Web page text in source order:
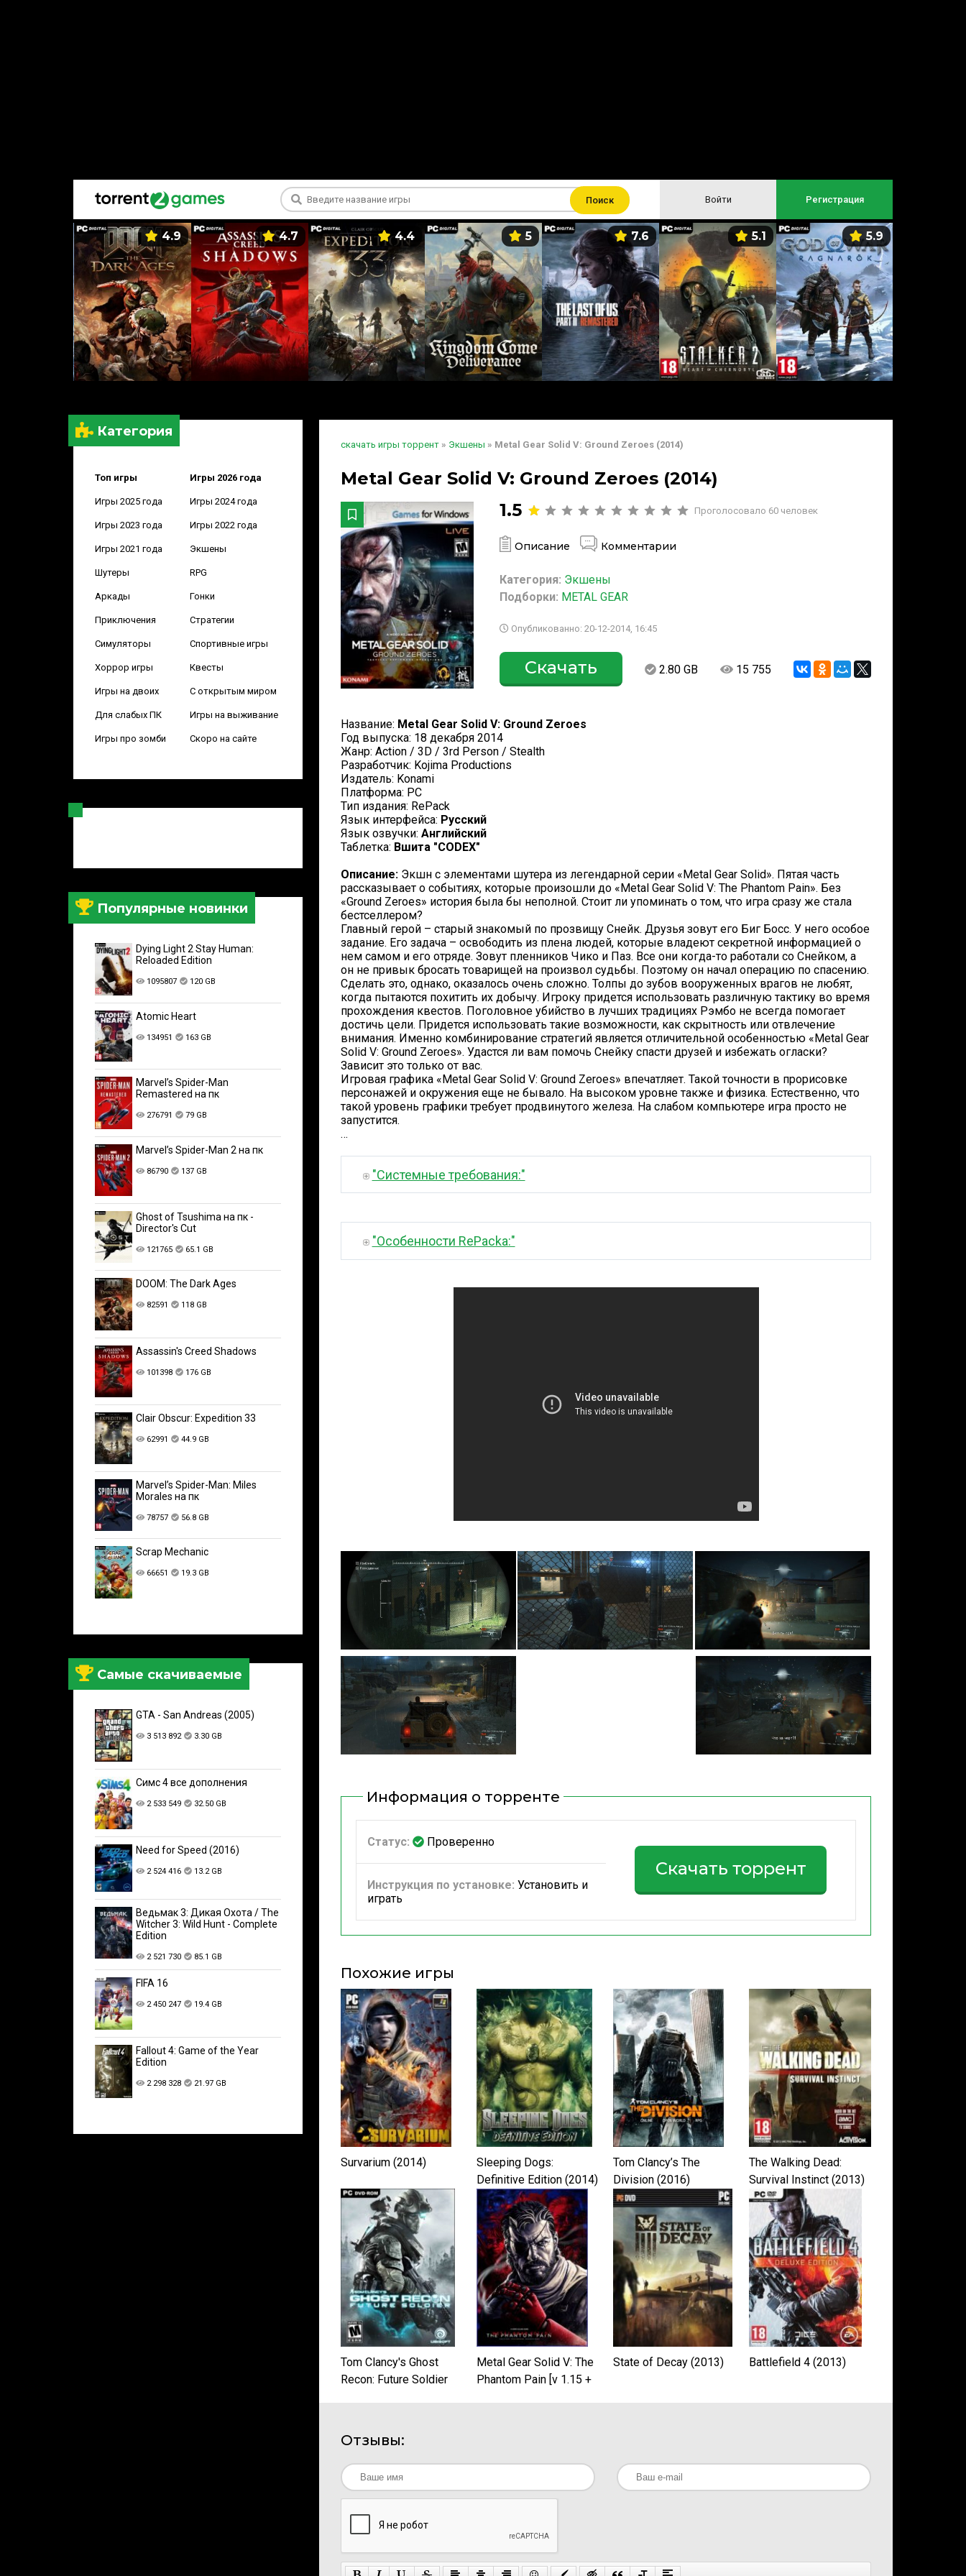
Поиск Войти Регистрация
4.9 4.7 4.4 5 7.6 5.1 5.9
Категория
Топ игры Игры 2026 года
Игры 2025 года Игры 2024 года
Игры 2023 года Игры 2022 года
Игры 2021 года Экшены
Шутеры RPG
Аркады Гонки
Приключения Стратегии
Симуляторы Спортивные игры
Хоррор игры Квесты
Игры на двоих С открытым миром
Для слабых ПК Игры на выживание
Игры про зомби Скоро на сайте
Популярные новинки
Dying Light 2 Stay Human:
Reloaded Edition
1095807 120 GB
Atomic Heart
134951 163 GB
Marvel’s Spider-Man
Remastered на пк
276791 79 GB
Marvel’s Spider-Man 2 на пк
86790 137 GB
Ghost of Tsushima на пк -
Director's Cut
121765 65.1 GB
DOOM: The Dark Ages
82591 118 GB
Assassin's Creed Shadows
101398 176 GB
Clair Obscur: Expedition 33
62991 44.9 GB
Marvel’s Spider-Man: Miles
Morales на пк
78757 56.8 GB
Scrap Mechanic
66651 19.3 GB
Самые скачиваемые
GTA - San Andreas (2005)
3 513 892 3.30 GB
Симс 4 все дополнения
2 533 549 32.50 GB
Need for Speed (2016)
2 524 416 13.2 GB
Ведьмак 3: Дикая Охота / The
Witcher 3: Wild Hunt - Complete
Edition
2 521 730 85.1 GB
FIFA 16
2 450 247 19.4 GB
Fallout 4: Game of the Year
Edition
2 298 328 21.97 GB
скачать игры торрент » Экшены » Metal Gear Solid V: Ground Zeroes (2014)
Metal Gear Solid V: Ground Zeroes (2014)
1.5
Проголосовало 60 человек
Описание Комментарии
Категория: Экшены
Подборки: METAL GEAR
Опубликованно: 20-12-2014, 16:45
Скачать 2.80 GB 15 755
Название: Metal Gear Solid V: Ground Zeroes
Год выпуска: 18 декабря 2014
Жанр: Action / 3D / 3rd Person / Stealth
Разработчик: Kojima Productions
Издатель: Konami
Платформа: PC
Тип издания: RePack
Язык интерфейса: Русский
Язык озвучки: Английский
Таблетка: Вшита "CODEX"
Описание: Экшн с элементами шутера из легендарной серии «Metal Gear Solid». Пятая часть
рассказывает о событиях, которые произошли до «Metal Gear Solid V: The Phantom Pain». Без
«Ground Zeroes» история была бы неполной. Стоит ли упоминать о том, что игра сразу же стала
бестселлером?
Главный герой – старый знакомый по прозвищу Снейк. Друзья зовут его Биг Босс. У него особое
задание. Его задача – освободить из плена людей, которые владеют секретной информацией о
нем самом и его отряде. Зовут пленников Чико и Паз. Все они когда-то работали со Снейком, а
он не привык бросать товарищей на произвол судьбы. Поэтому он начал операцию по спасению.
Сделать это, однако, оказалось очень сложно. Толпы до зубов вооруженных врагов не любят,
когда пытаются похитить их добычу. Игроку придется использовать различную тактику во время
прохождения квестов. Поголовное убийство в лучших традициях Рэмбо не всегда помогает
достичь цели. Придется использовать такие возможности, как скрытность или отвлечение
внимания. Именно комбинирование стратегий является отличительной особенностью «Metal Gear
Solid V: Ground Zeroes». Удастся ли вам помочь Снейку спасти друзей и избежать огласки?
Зависит это только от вас.
Игровая графика «Metal Gear Solid V: Ground Zeroes» впечатляет. Такой точности в прорисовке
персонажей и окружения еще не бывало. На высоком уровне также и физика. Естественно, что
такой уровень графики требует продвинутого железа. На слабом компьютере игра просто не
запустится.
…
"Системные требования:"
"Особенности RePacka:"
Информация о торренте
Статус: Проверенно
Инструкция по установке: Установить и
играть
Скачать торрент
Похожие игры
Survarium (2014)
Sleeping Dogs:
Definitive Edition (2014)
Tom Clancy’s The
Division (2016)
The Walking Dead:
Survival Instinct (2013)
Tom Clancy's Ghost
Recon: Future Soldier
Metal Gear Solid V: The
Phantom Pain [v 1.15 +
State of Decay (2013) Battlefield 4 (2013)
Отзывы: